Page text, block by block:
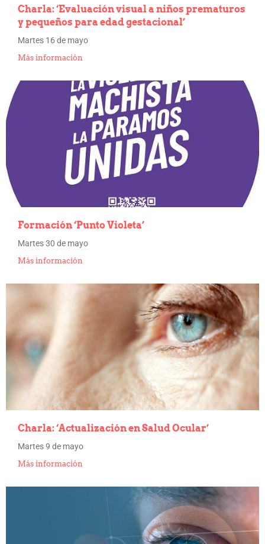
Charla: ‘Evaluación visual a niños prematuros
y pequeños para edad gestacional’
Martes 16 de mayo
Más información
Formación ‘Punto Violeta’
Martes 30 de mayo
Más información
Charla: ‘Actualización en Salud Ocular’
Martes 9 de mayo
Más información